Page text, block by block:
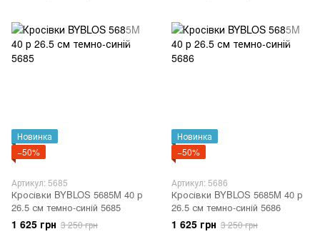
Новинка
−50%
Артикул: 5685
Кросівки BYBLOS 5685M 40 р
26.5 см темно-синій 5685
1 625 грн 3 250 грн
Новинка
−50%
Артикул: 5686
Кросівки BYBLOS 5685M 40 р
26.5 см темно-синій 5686
1 625 грн 3 250 грн